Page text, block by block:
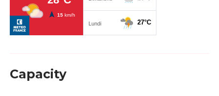
Capacity